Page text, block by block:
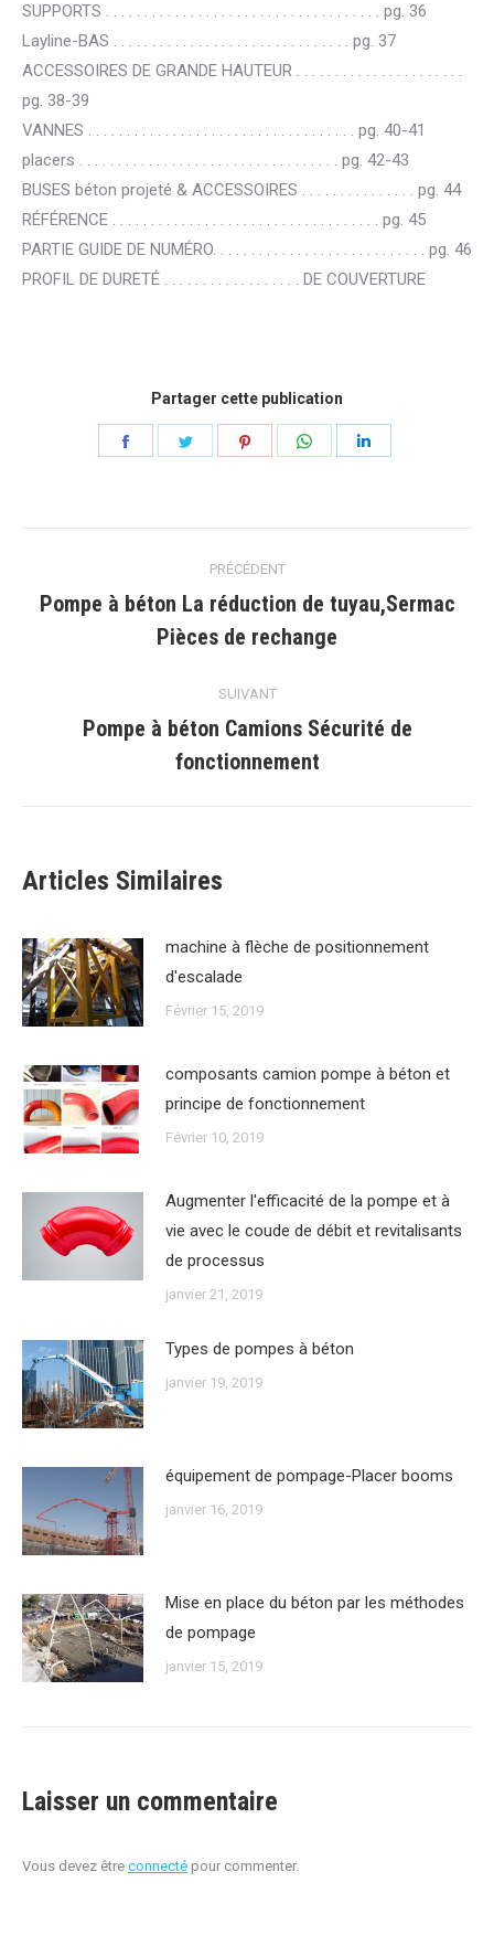
SUPPORTS . . . . . . . . . . . . . . . . . . . . . . . . . . . . . . . . . . . . pg. 36
Layline-BAS . . . . . . . . . . . . . . . . . . . . . . . . . . . . . . . pg. 37
ACCESSOIRES DE GRANDE HAUTEUR . . . . . . . . . . . . . . . . . . . . . .
pg. 38-39
VANNES . . . . . . . . . . . . . . . . . . . . . . . . . . . . . . . . . . . pg. 40-41
placers . . . . . . . . . . . . . . . . . . . . . . . . . . . . . . . . . . pg. 42-43
BUSES béton projeté & ACCESSOIRES . . . . . . . . . . . . . . . pg. 44
RÉFÉRENCE . . . . . . . . . . . . . . . . . . . . . . . . . . . . . . . . . . . pg. 45
PARTIE GUIDE DE NUMÉRO. . . . . . . . . . . . . . . . . . . . . . . . . . . . pg. 46
PROFIL DE DURETÉ . . . . . . . . . . . . . . . . . . DE COUVERTURE
Partager cette publication
Partager Partager Partager Partager
article
PRÉCÉDENT
Article
précédent
Pompe à béton La réduction de tuyau,Sermac
Pièces de rechange
SUIVANT
Article
suivant
:
Pompe à béton Camions Sécurité de
fonctionnement
Articles Similaires
machine à flèche de positionnement
d'escalade
Février 15, 2019
composants camion pompe à béton et
principe de fonctionnement
Février 10, 2019
Augmenter l'efficacité de la pompe et à
vie avec le coude de débit et revitalisants
de processus
janvier 21, 2019
Types de pompes à béton
janvier 19, 2019
équipement de pompage-Placer booms
janvier 16, 2019
Mise en place du béton par les méthodes
de pompage
janvier 15, 2019
Laisser un commentaire
Vous devez être connecté pour commenter.